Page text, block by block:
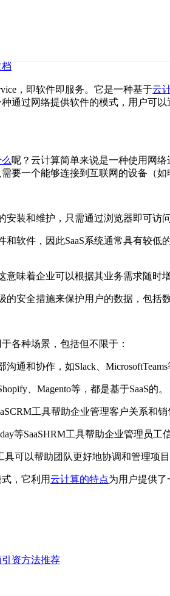
，即软件即服务。它是一种基于云
通过网络提供软件的模式，用户可
呢？云计算简单来说是一种使用网
要一个能够连接到互联网的设备（
安装和维护，只需通过浏览器即可访
软件，因此SaaS系统通常具有较
味着企业可以根据其业务需求随时
的安全措施来保护用户的数据，包括
各种场景，包括但不限于：
通和协作，如Slack、MicrosoftTeams
、Magento等，都是基于SaaS的。
工具帮助企业管理客户关系和销
等SaaSHRM工具帮助企业管理员工
具可以帮助团队更好地协调和管理项目
，它利用云计算的特点为用户提供
资方法推荐